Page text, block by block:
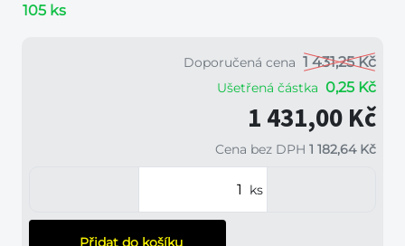
105 ks
Doporučená cena 1 431,25 Kč
Ušetřená částka 0,25 Kč
1 431,00 Kč
Cena bez DPH 1 182,64 Kč
ks
Přidat do košíku